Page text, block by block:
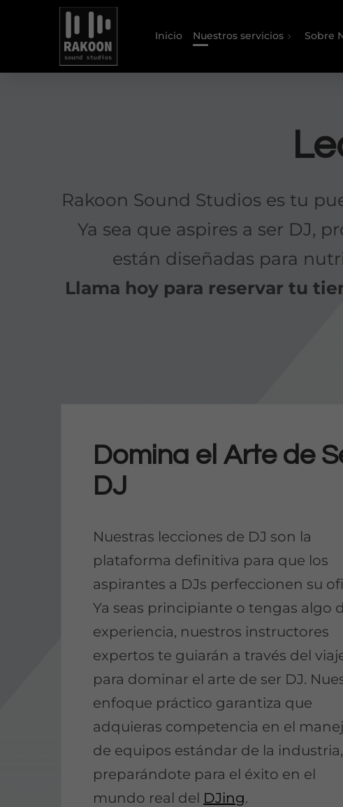
Inicio Nuestros servicios Sobre
Rakoon Sound Studios es tu
Ya sea que aspires a ser DJ,
están diseñadas para
Llama hoy para reservar tu
Domina el Arte de
DJ
Nuestras lecciones de DJ son la
plataforma definitiva para que los
aspirantes a DJs perfeccionen su
Ya seas principiante o tengas algo
experiencia, nuestros instructores
expertos te guiarán a través del
para dominar el arte de ser DJ.
enfoque práctico garantiza que
adquieras competencia en el
de equipos estándar de la industria,
preparándote para el éxito en el
mundo real del DJing.